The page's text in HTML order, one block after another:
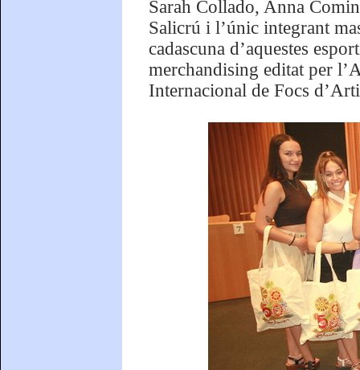
Sarah Collado, Anna
Salicrú i l’únic integrant
cadascuna d’aquestes
merchandising editat per
Internacional de Focs